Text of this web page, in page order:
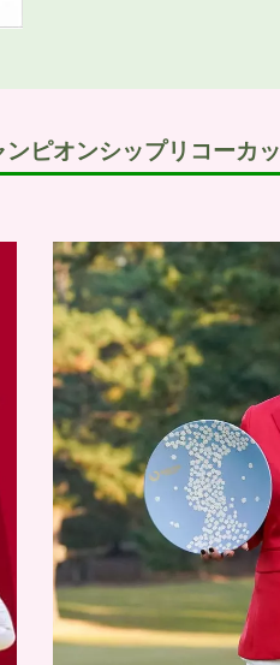
ピオンシップリコーカ